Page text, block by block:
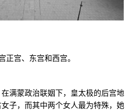
正宫、东宫和西宫。
蒙政治联姻下，皇太极的后宫地
子，而其中两个女人最为特殊，她